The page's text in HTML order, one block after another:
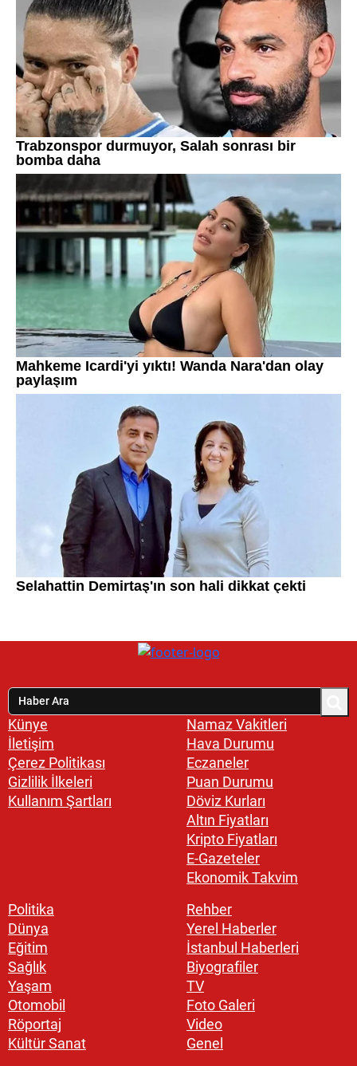
Künye
İletişim
Çerez Politikası
Gizlilik İlkeleri
Kullanım Şartları
Namaz Vakitleri
Hava Durumu
Eczaneler
Puan Durumu
Döviz Kurları
Altın Fiyatları
Kripto Fiyatları
E-Gazeteler
Ekonomik Takvim
Politika
Dünya
Eğitim
Sağlık
Yaşam
Otomobil
Röportaj
Kültür Sanat
Rehber
Yerel Haberler
İstanbul Haberleri
Biyografiler
TV
Foto Galeri
Video
Genel